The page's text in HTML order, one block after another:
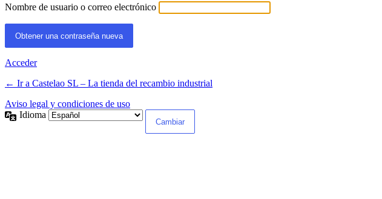
Nombre de usuario o correo electrónico
Acceder
← Ir a Castelao SL – La tienda del recambio industrial
Aviso legal y condiciones de uso
Idioma